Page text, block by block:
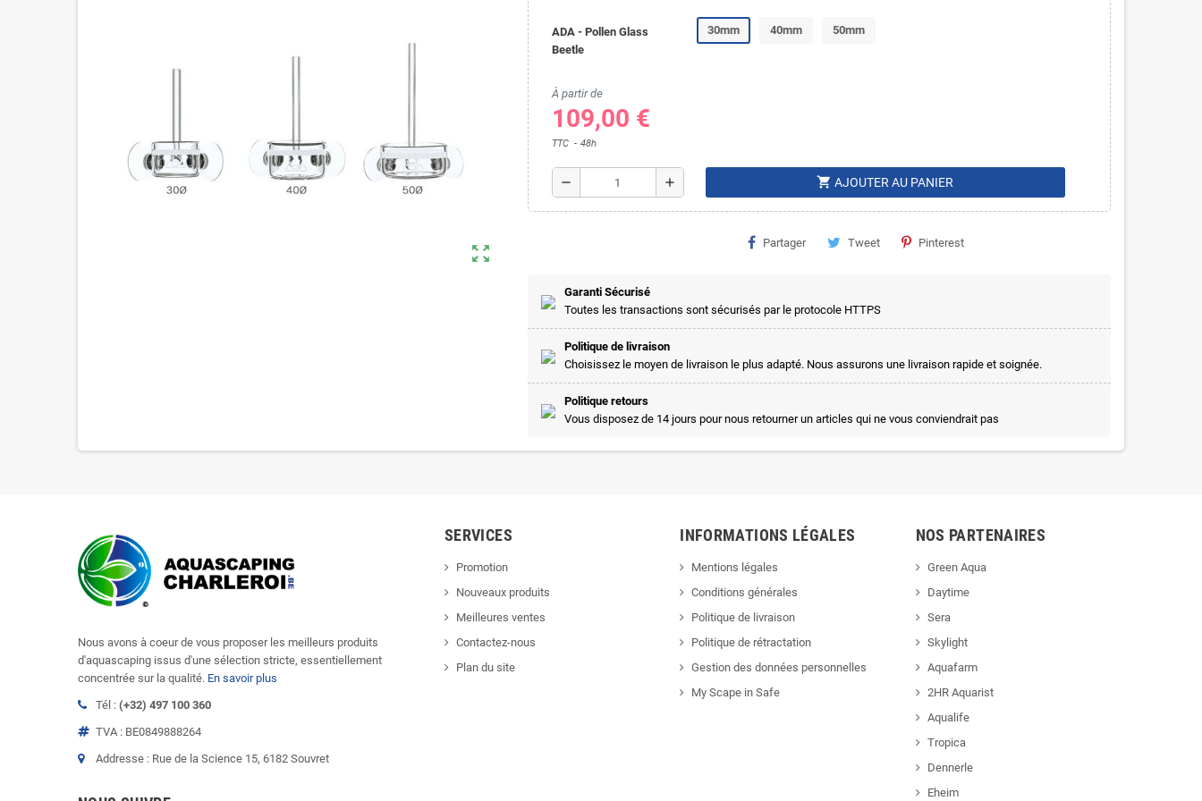
zoom_out_map
ADA - Pollen Glass
Beetle
30mm 40mm 50mm
À partir de
109,00 €
TTC 48h
remove add shopping_cart AJOUTER AU PANIER
Partager Tweet Pinterest
Garanti Sécurisé
Toutes les transactions sont sécurisés par le protocole HTTPS
Politique de livraison
Choisissez le moyen de livraison le plus adapté. Nous assurons une livraison rapide et soignée.
Politique retours
Vous disposez de 14 jours pour nous retourner un articles qui ne vous conviendrait pas
Nous avons à coeur de vous proposer les meilleurs produits
d'aquascaping issus d'une sélection stricte, essentiellement
concentrée sur la qualité. En savoir plus
Tél : (+32) 497 100 360
TVA : BE0849888264
Addresse : Rue de la Science 15, 6182 Souvret
SERVICES
Promotion
Nouveaux produits
Meilleures ventes
Contactez-nous
Plan du site
INFORMATIONS LÉGALES
Mentions légales
Conditions générales
Politique de livraison
Politique de rétractation
Gestion des données personnelles
My Scape in Safe
NOS PARTENAIRES
Green Aqua
Daytime
Sera
Skylight
Aquafarm
2HR Aquarist
Aqualife
Tropica
Dennerle
Eheim